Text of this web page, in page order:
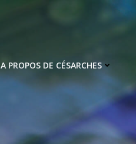
A PROPOS DE CÉSARCHES